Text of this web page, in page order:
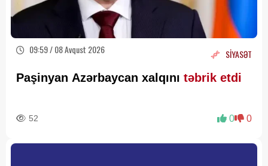
09:59 / 08 Avqust 2026 SİYASƏT
Paşinyan Azərbaycan xalqını təbrik etdi
52 0 0